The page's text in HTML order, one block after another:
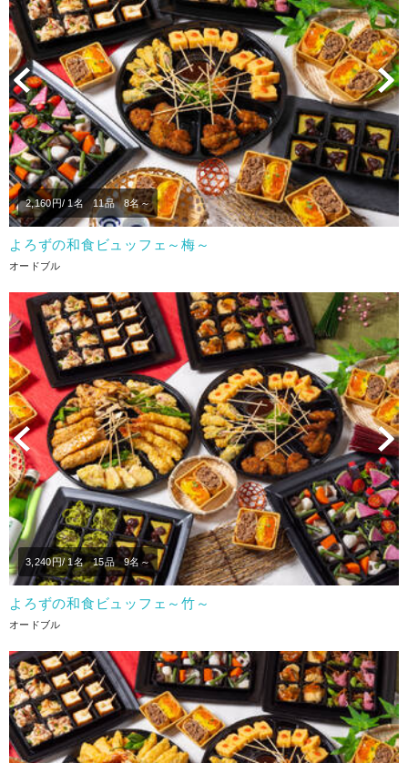
Previous
2,160円/ 1名 11品 8名～
よろずの和食ビュッフェ～梅～
オードブル
Previous
3,240円/ 1名 15品 9名～
よろずの和食ビュッフェ～竹～
オードブル